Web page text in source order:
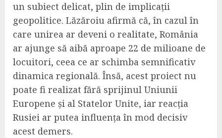
un subiect delicat, plin de implicații
geopolitice. Lăzăroiu afirmă că, în cazul în
care unirea ar deveni o realitate, România
ar ajunge să aibă aproape 22 de milioane de
locuitori, ceea ce ar schimba semnificativ
dinamica regională. Însă, acest proiect nu
poate fi realizat fără sprijinul Uniunii
Europene și al Statelor Unite, iar reacția
Rusiei ar putea influența în mod decisiv
acest demers.